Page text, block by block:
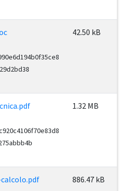
42.50 kB
1.32 MB
886.47 kB